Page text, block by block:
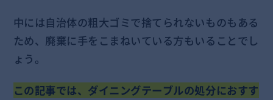
中には自治体の粗大ゴミで捨てられないものもある
ため、廃棄に手をこまねいている方もいることでし
ょう。
この記事では、ダイニングテーブルの処分におすす